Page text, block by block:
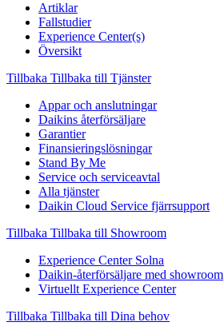
Artiklar
Fallstudier
Experience Center(s)
Översikt
Tillbaka Tillbaka till Tjänster
Appar och anslutningar
Daikins återförsäljare
Garantier
Finansieringslösningar
Stand By Me
Service och serviceavtal
Alla tjänster
Daikin Cloud Service fjärrsupport
Tillbaka Tillbaka till Showroom
Experience Center Solna
Daikin-återförsäljare med showroom
Virtuellt Experience Center
Tillbaka Tillbaka till Dina behov